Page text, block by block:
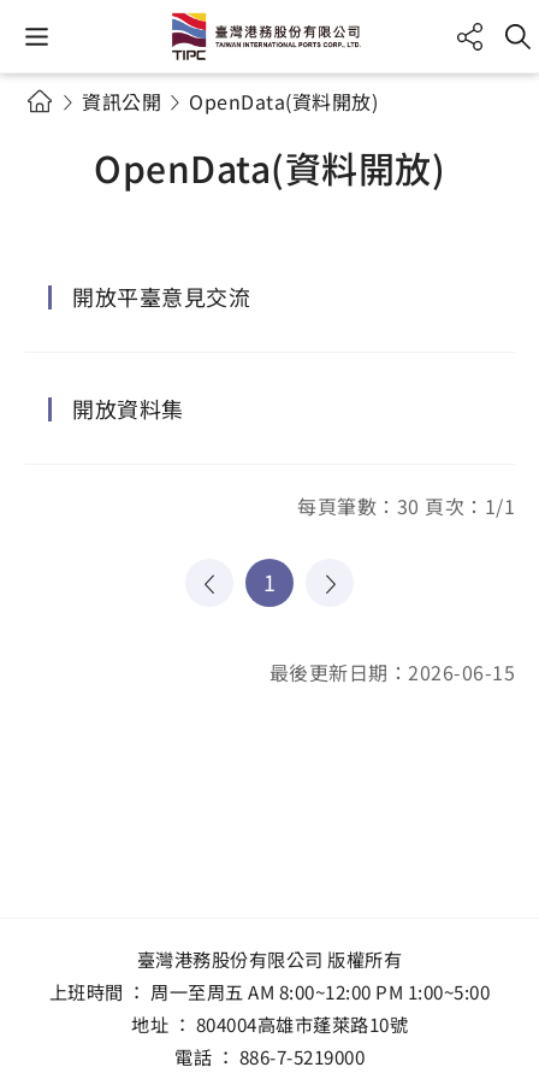
資訊公開 OpenData(資料開放)
OpenData(資料開放)
開放平臺意見交流
開放資料集
每頁筆數：30 頁次：1/1
1
最後更新日期：2026-06-15
臺灣港務股份有限公司 版權所有
上班時間 ： 周一至周五 AM 8:00~12:00 PM 1:00~5:00
地址 ： 804004高雄市蓬萊路10號
電話 ： 886-7-5219000